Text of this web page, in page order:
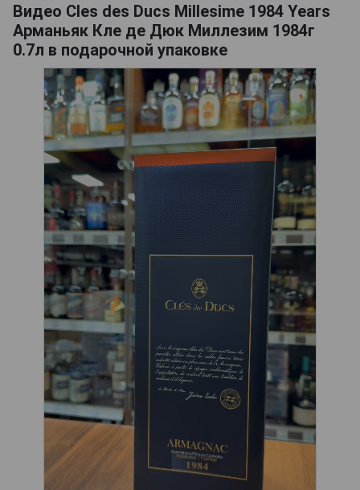
Видео Cles des Ducs Millesime 1984 Years
Арманьяк Кле де Дюк Миллезим 1984г
0.7л в подарочной упаковке